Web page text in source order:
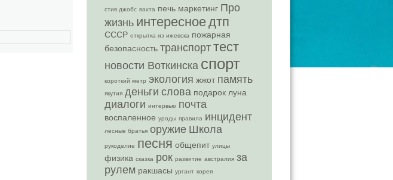
стив джобс вахта печь маркетинг Про
жизнь интересноедтп
СССР открытка из ижевска пожарная
безопасность транспорт тест
новости Воткинска спорт
короткий метр экология жжот память
якутия деньги слова подарок луна
диалоги интервью почта
воспаленное уроды правила инцидент
лесные братья оружие Школа
рукоделие песня общепит улицы
физика сказка рок развитие австралия за
рулем ракшасы ургант корея